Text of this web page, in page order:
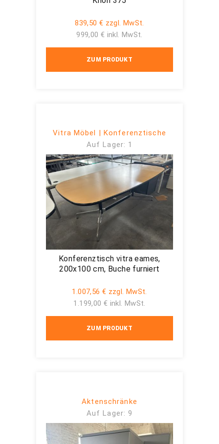
839,50 € zzgl. MwSt.
999,00 € inkl. MwSt.
ZUM PRODUKT
Vitra Möbel | Konferenztische
Auf Lager: 1
Konferenztisch vitra eames,
200x100 cm, Buche furniert
1.007,56 € zzgl. MwSt.
1.199,00 € inkl. MwSt.
ZUM PRODUKT
Aktenschränke
Auf Lager: 9